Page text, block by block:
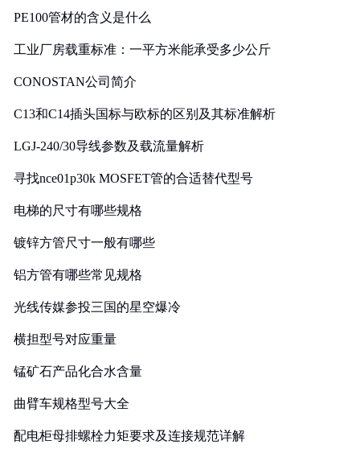
PE100管材的含义是什么
工业厂房载重标准：一平方米能承受多少公斤
CONOSTAN公司简介
C13和C14插头国标与欧标的区别及其标准解析
LGJ-240/30导线参数及载流量解析
寻找nce01p30k MOSFET管的合适替代型号
电梯的尺寸有哪些规格
镀锌方管尺寸一般有哪些
铝方管有哪些常见规格
光线传媒参投三国的星空爆冷
横担型号对应重量
锰矿石产品化合水含量
曲臂车规格型号大全
配电柜母排螺栓力矩要求及连接规范详解